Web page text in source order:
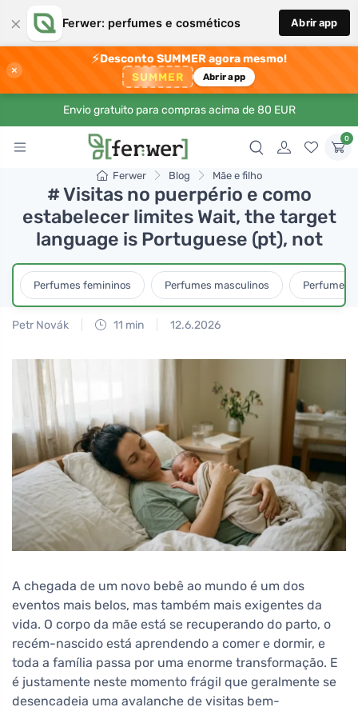
× Ferwer: perfumes e cosméticos Abrir app
×
⚡Desconto SUMMER agora mesmo!
SUMMER Abrir app
Envio gratuito para compras acima de 80 EUR
0
Ferwer Blog Mãe e filho
# Visitas no puerpério e como
estabelecer limites Wait, the target
language is Portuguese (pt), not
Perfumes femininos Perfumes masculinos Perfumes
Petr Novák 11 min 12.6.2026
A chegada de um novo bebê ao mundo é um dos
eventos mais belos, mas também mais exigentes da
vida. O corpo da mãe está se recuperando do parto, o
recém-nascido está aprendendo a comer e dormir, e
toda a família passa por uma enorme transformação. E
é justamente neste momento frágil que geralmente se
desencadeia uma avalanche de visitas bem-